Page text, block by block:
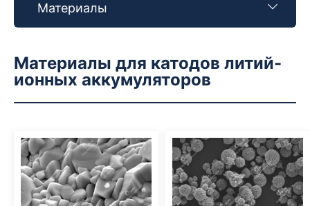
Материалы
Материалы для катодов литий-
ионных аккумуляторов